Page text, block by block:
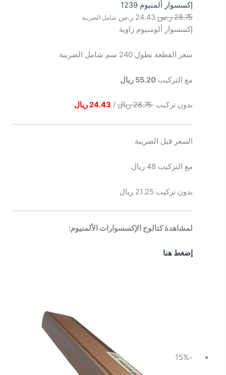
إكسسوار ألمنيوم 1239
28.75 ر.س 24.43 ر.س شامل الضريبة
إكسسوار ألومنيوم زاوية
سعر القطعة بطول 240 سم شامل الضريبة
مع التركيب55.20 ريال
بدون تركيب28.75 ريال / 24.43 ريال
السعر قبل الضريبة
مع التركيب 48 ريال
بدون تركيب 21.25 ريال
لمشاهدة كتالوج الإكسسوارات الألمنيوم:
إضغط هنا
-15%